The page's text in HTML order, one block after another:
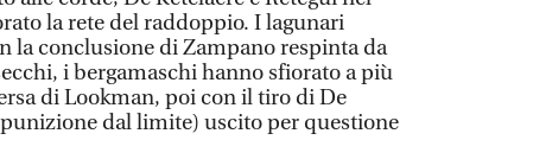
la rete del raddoppio. I lagunari
la conclusione di Zampano respinta da
i bergamaschi hanno sfiorato a più
di Lookman, poi con il tiro di De
dal limite) uscito per questione